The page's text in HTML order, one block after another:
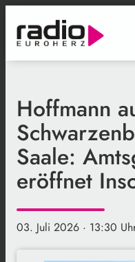
Hoffmann
Saale:
eröffnet
03. Juli 2026 · 13:30